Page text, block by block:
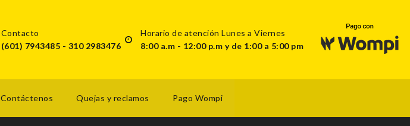
Contacto
(601) 7943485 - 310 2983476
Horario de atención Lunes a Viernes
8:00 a.m - 12:00 p.m y de 1:00 a 5:00 pm
Contáctenos Quejas y reclamos Pago Wompi